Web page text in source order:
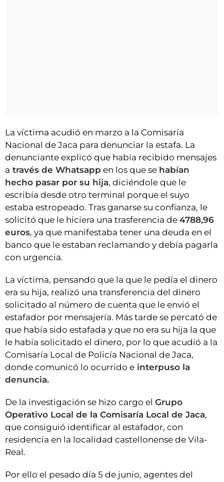
La víctima acudió en marzo a la Comisaría
Nacional de Jaca para denunciar la estafa. La
denunciante explicó que había recibido mensajes
a través de Whatsapp en los que se habían
hecho pasar por su hija, diciéndole que le
escribía desde otro terminal porque el suyo
estaba estropeado. Tras ganarse su confianza, le
solicitó que le hiciera una trasferencia de 4788,96
euros, ya que manifestaba tener una deuda en el
banco que le estaban reclamando y debía pagarla
con urgencia.
La víctima, pensando que la que le pedía el dinero
era su hija, realizó una transferencia del dinero
solicitado al número de cuenta que le envió el
estafador por mensajería. Más tarde se percató de
que había sido estafada y que no era su hija la que
le había solicitado el dinero, por lo que acudió a la
Comisaría Local de Policía Nacional de Jaca,
donde comunicó lo ocurrido e interpuso la
denuncia.
De la investigación se hizo cargo el Grupo
Operativo Local de la Comisaría Local de Jaca,
que consiguió identificar al estafador, con
residencia en la localidad castellonense de Vila-
Real.
Por ello el pesado día 5 de junio, agentes del